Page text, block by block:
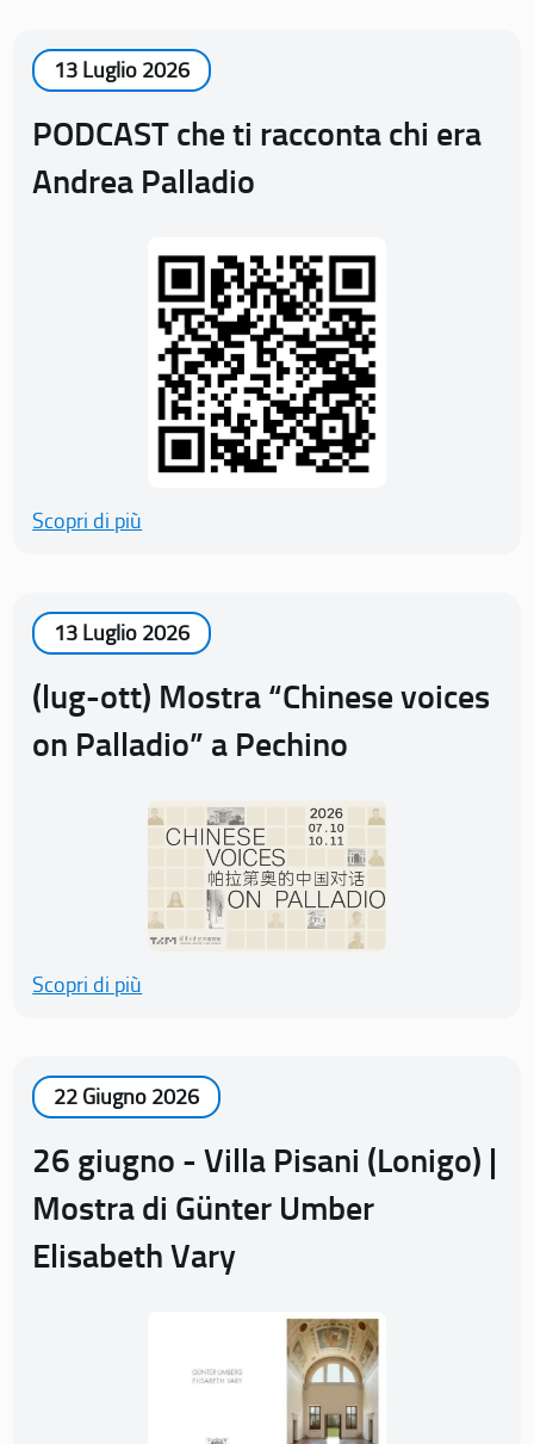
13 Luglio 2026
PODCAST che ti racconta chi era
Andrea Palladio
Scopri di più
13 Luglio 2026
(lug-ott) Mostra “Chinese voices
on Palladio” a Pechino
Scopri di più
22 Giugno 2026
26 giugno - Villa Pisani (Lonigo) |
Mostra di Günter Umber
Elisabeth Vary